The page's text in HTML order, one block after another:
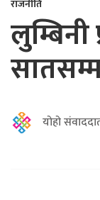
राजनीति
योहो